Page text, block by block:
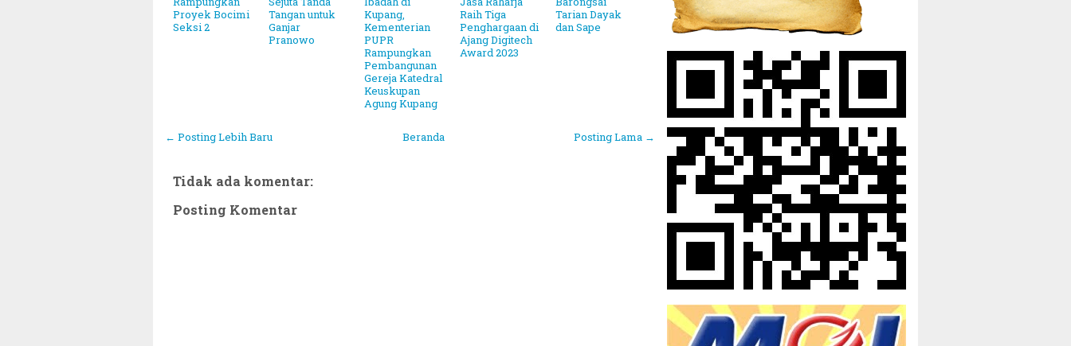
Proyek Bocimi
Seksi 2
Tangan untuk
Ganjar
Pranowo
Kupang,
Kementerian
PUPR
Rampungkan
Pembangunan
Gereja Katedral
Keuskupan
Agung Kupang
Raih Tiga
Penghargaan di
Ajang Digitech
Award 2023
Tarian Dayak
dan Sape
← Posting Lebih Baru Posting Lama →
Beranda
Tidak ada komentar:
Posting Komentar